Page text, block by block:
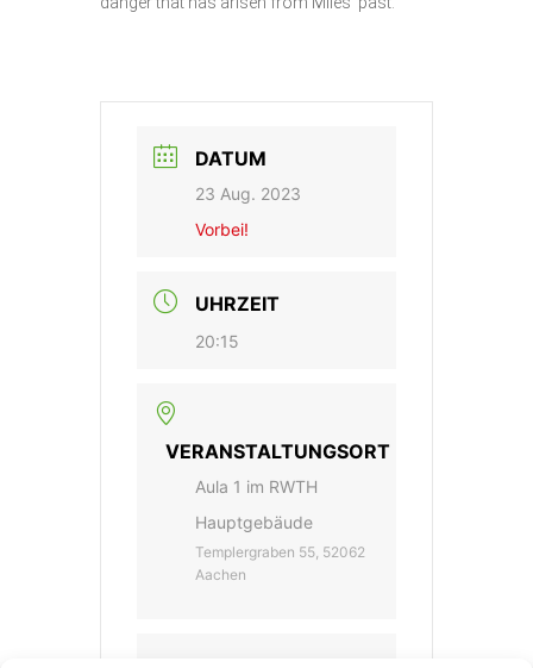
DATUM
23 Aug. 2023
Vorbei!
UHRZEIT
20:15
VERANSTALTUNGSORT
Aula 1 im RWTH
Hauptgebäude
Templergraben 55, 52062
Aachen